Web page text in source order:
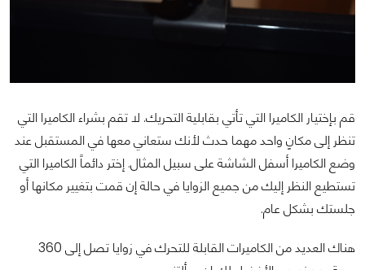
قم بإختيار الكاميرا التي تأتي بقابلية التحريك. لا تقم بشراء الكاميرا التي
تنظر إلى مكانٍ واحد مهما حدث لأنك ستعاني معها في المستقبل عند
وضع الكاميرا أسفل الشاشة على سبيل المثال. إختر دائماً الكاميرا التي
تستطيع النظر إليك من جميع الزوايا في حالة إن قمت بتغيير مكانها أو
جلستك بشكل عام.
هناك العديد من الكاميرات القابلة للتحرك في زوايا تصل إلى 360